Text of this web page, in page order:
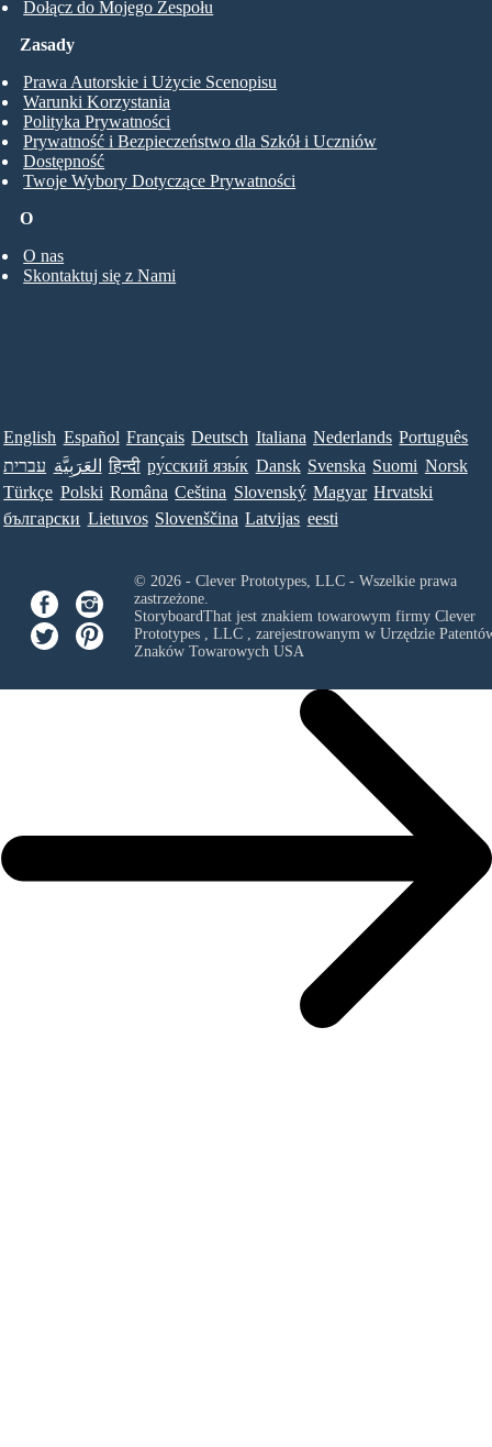
Dołącz do Mojego Zespołu
O
O nas
Skontaktuj się z Nami
Zasady
Prawa Autorskie i Użycie Scenopisu
Warunki Korzystania
Polityka Prywatności
Prywatność i Bezpieczeństwo dla Szkół i Uczniów
Dostępność
Twoje Wybory Dotyczące Prywatności
English Español Français Deutsch Italiana Nederlands Português
עברית العَرَبِيَّة हिन्दी ру́сский язы́к Dansk Svenska Suomi Norsk
Türkçe Polski Româna Ceština Slovenský Magyar Hrvatski
български Lietuvos Slovenščina Latvijas eesti
© 2026 - Clever Prototypes, LLC - Wszelkie prawa
zastrzeżone.
StoryboardThat jest znakiem towarowym firmy Clever
Prototypes , LLC, zarejestrowanym w Urzędzie
Znaków Towarowych USA